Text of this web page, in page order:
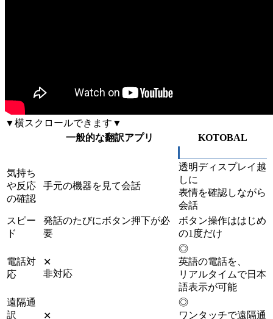
▼横スクロールできます▼
一般的な翻訳アプリ
KOTOBAL
気持ち
や反応
の確認
手元の機器を見て会話
透明ディスプレイ越
しに
表情を確認しながら
会話
スピー
ド
発話のたびにボタン押下が必
要
ボタン操作ははじめ
の1度だけ
電話対
応
✕
非対応
◎
英語の電話を、
リアルタイムで日本
語表示が可能
遠隔通
訳
✕
◎
ワンタッチで遠隔通